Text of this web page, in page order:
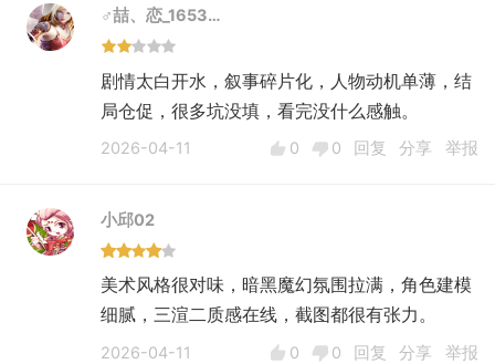
♂喆、恋_1653…
剧情太白开水，叙事碎片化，人物动机单薄，结
局仓促，很多坑没填，看完没什么感触。
2026-04-11 0 0 回复 分享 举报
小邱02
美术风格很对味，暗黑魔幻氛围拉满，角色建模
细腻，三渲二质感在线，截图都很有张力。
2026-04-11 0 0 回复 分享 举报